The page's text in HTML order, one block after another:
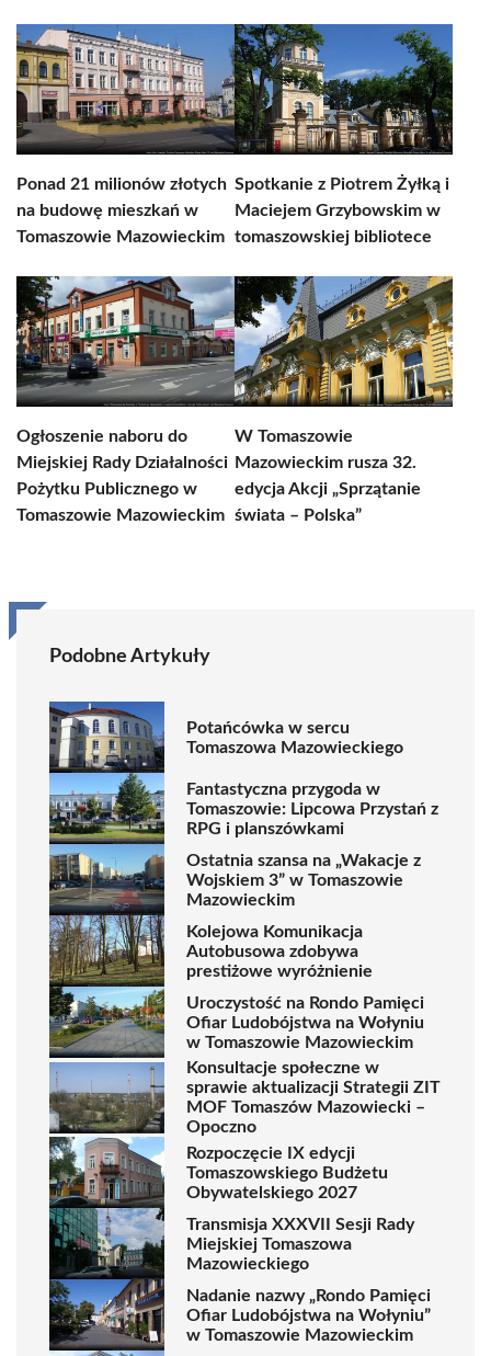
Ponad 21 milionów złotych
na budowę mieszkań w
Tomaszowie Mazowieckim
Spotkanie z Piotrem Żyłką i
Maciejem Grzybowskim w
tomaszowskiej bibliotece
Ogłoszenie naboru do
Miejskiej Rady Działalności
Pożytku Publicznego w
Tomaszowie Mazowieckim
W Tomaszowie
Mazowieckim rusza 32.
edycja Akcji „Sprzątanie
świata – Polska”
Podobne Artykuły
Potańcówka w sercu
Tomaszowa Mazowieckiego
Fantastyczna przygoda w
Tomaszowie: Lipcowa Przystań z
RPG i planszówkami
Ostatnia szansa na „Wakacje z
Wojskiem 3” w Tomaszowie
Mazowieckim
Kolejowa Komunikacja
Autobusowa zdobywa
prestiżowe wyróżnienie
Uroczystość na Rondo Pamięci
Ofiar Ludobójstwa na Wołyniu
w Tomaszowie Mazowieckim
Konsultacje społeczne w
sprawie aktualizacji Strategii ZIT
MOF Tomaszów Mazowiecki –
Opoczno
Rozpoczęcie IX edycji
Tomaszowskiego Budżetu
Obywatelskiego 2027
Transmisja XXXVII Sesji Rady
Miejskiej Tomaszowa
Mazowieckiego
Nadanie nazwy „Rondo Pamięci
Ofiar Ludobójstwa na Wołyniu”
w Tomaszowie Mazowieckim